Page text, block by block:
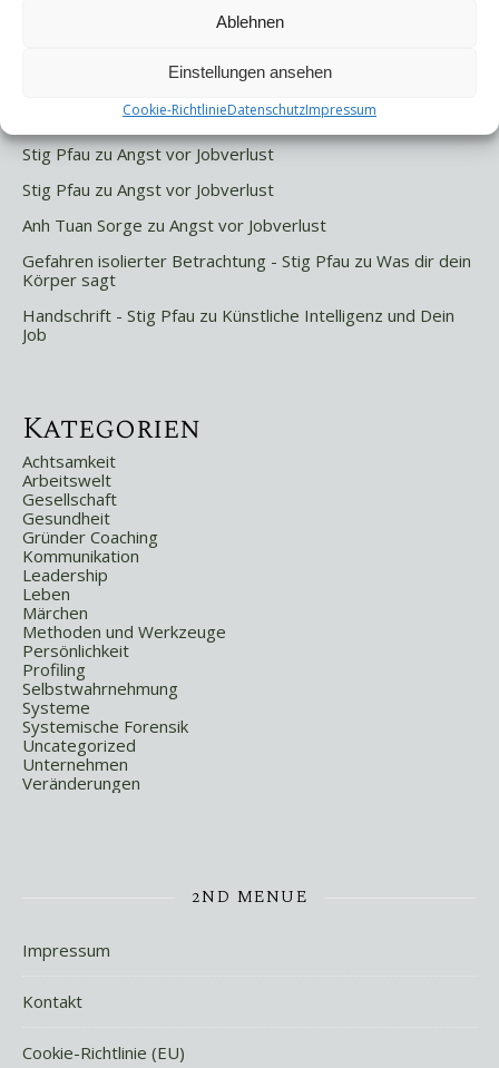
Ablehnen
Einstellungen ansehen
Cookie-RichtlinieDatenschutzImpressum
Letzte Kommentare
Stig Pfau zu Angst vor Jobverlust
Stig Pfau zu Angst vor Jobverlust
Anh Tuan Sorge zu Angst vor Jobverlust
Gefahren isolierter Betrachtung - Stig Pfau zu Was dir dein
Körper sagt
Handschrift - Stig Pfau zu Künstliche Intelligenz und Dein
Job
Kategorien
Achtsamkeit
Arbeitswelt
Gesellschaft
Gesundheit
Gründer Coaching
Kommunikation
Leadership
Leben
Märchen
Methoden und Werkzeuge
Persönlichkeit
Profiling
Selbstwahrnehmung
Systeme
Systemische Forensik
Uncategorized
Unternehmen
Veränderungen
2ND MENUE
Impressum
Kontakt
Cookie-Richtlinie (EU)